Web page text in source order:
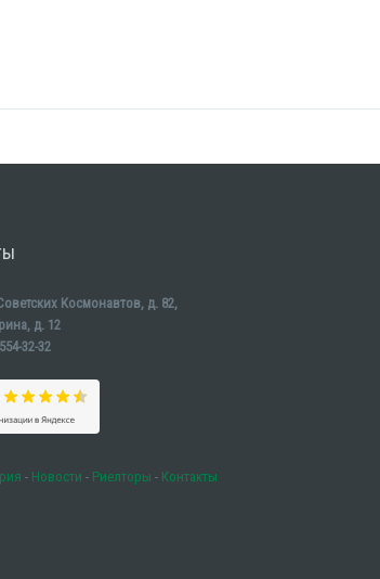
Космонавтов, д. 82,
д. 12
32-32
- Новости - Риелторы - Контакты